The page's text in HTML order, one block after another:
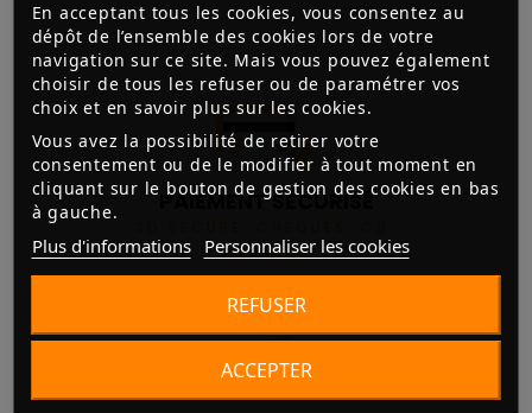
En acceptant tous les cookies, vous consentez au
dépôt de l’ensemble des cookies lors de votre
navigation sur ce site. Mais vous pouvez également
choisir de tous les refuser ou de paramétrer vos
choix et en savoir plus sur les cookies.
Vous avez la possibilité de retirer votre
consentement ou de le modifier à tout moment en
cliquant sur le bouton de gestion des cookies en bas
à gauche.
Plus d'informations Personnaliser les cookies
REFUSER
ACCEPTER
PAIEMENT SÉCURISÉ
VIREMENT